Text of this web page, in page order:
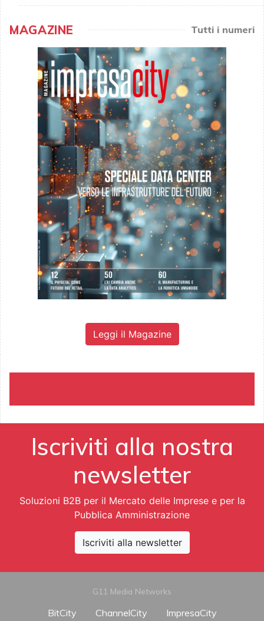
MAGAZINE Tutti i numeri
Leggi il Magazine
Iscriviti alla nostra
newsletter
Soluzioni B2B per il Mercato delle Imprese e per la
Pubblica Amministrazione
Iscriviti alla newsletter
G11 Media Networks
BitCity ChannelCity
ImpresaCity